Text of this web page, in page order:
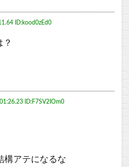
ID:kood0zEd0
ID:F7SV2IOm0
構アテになるな